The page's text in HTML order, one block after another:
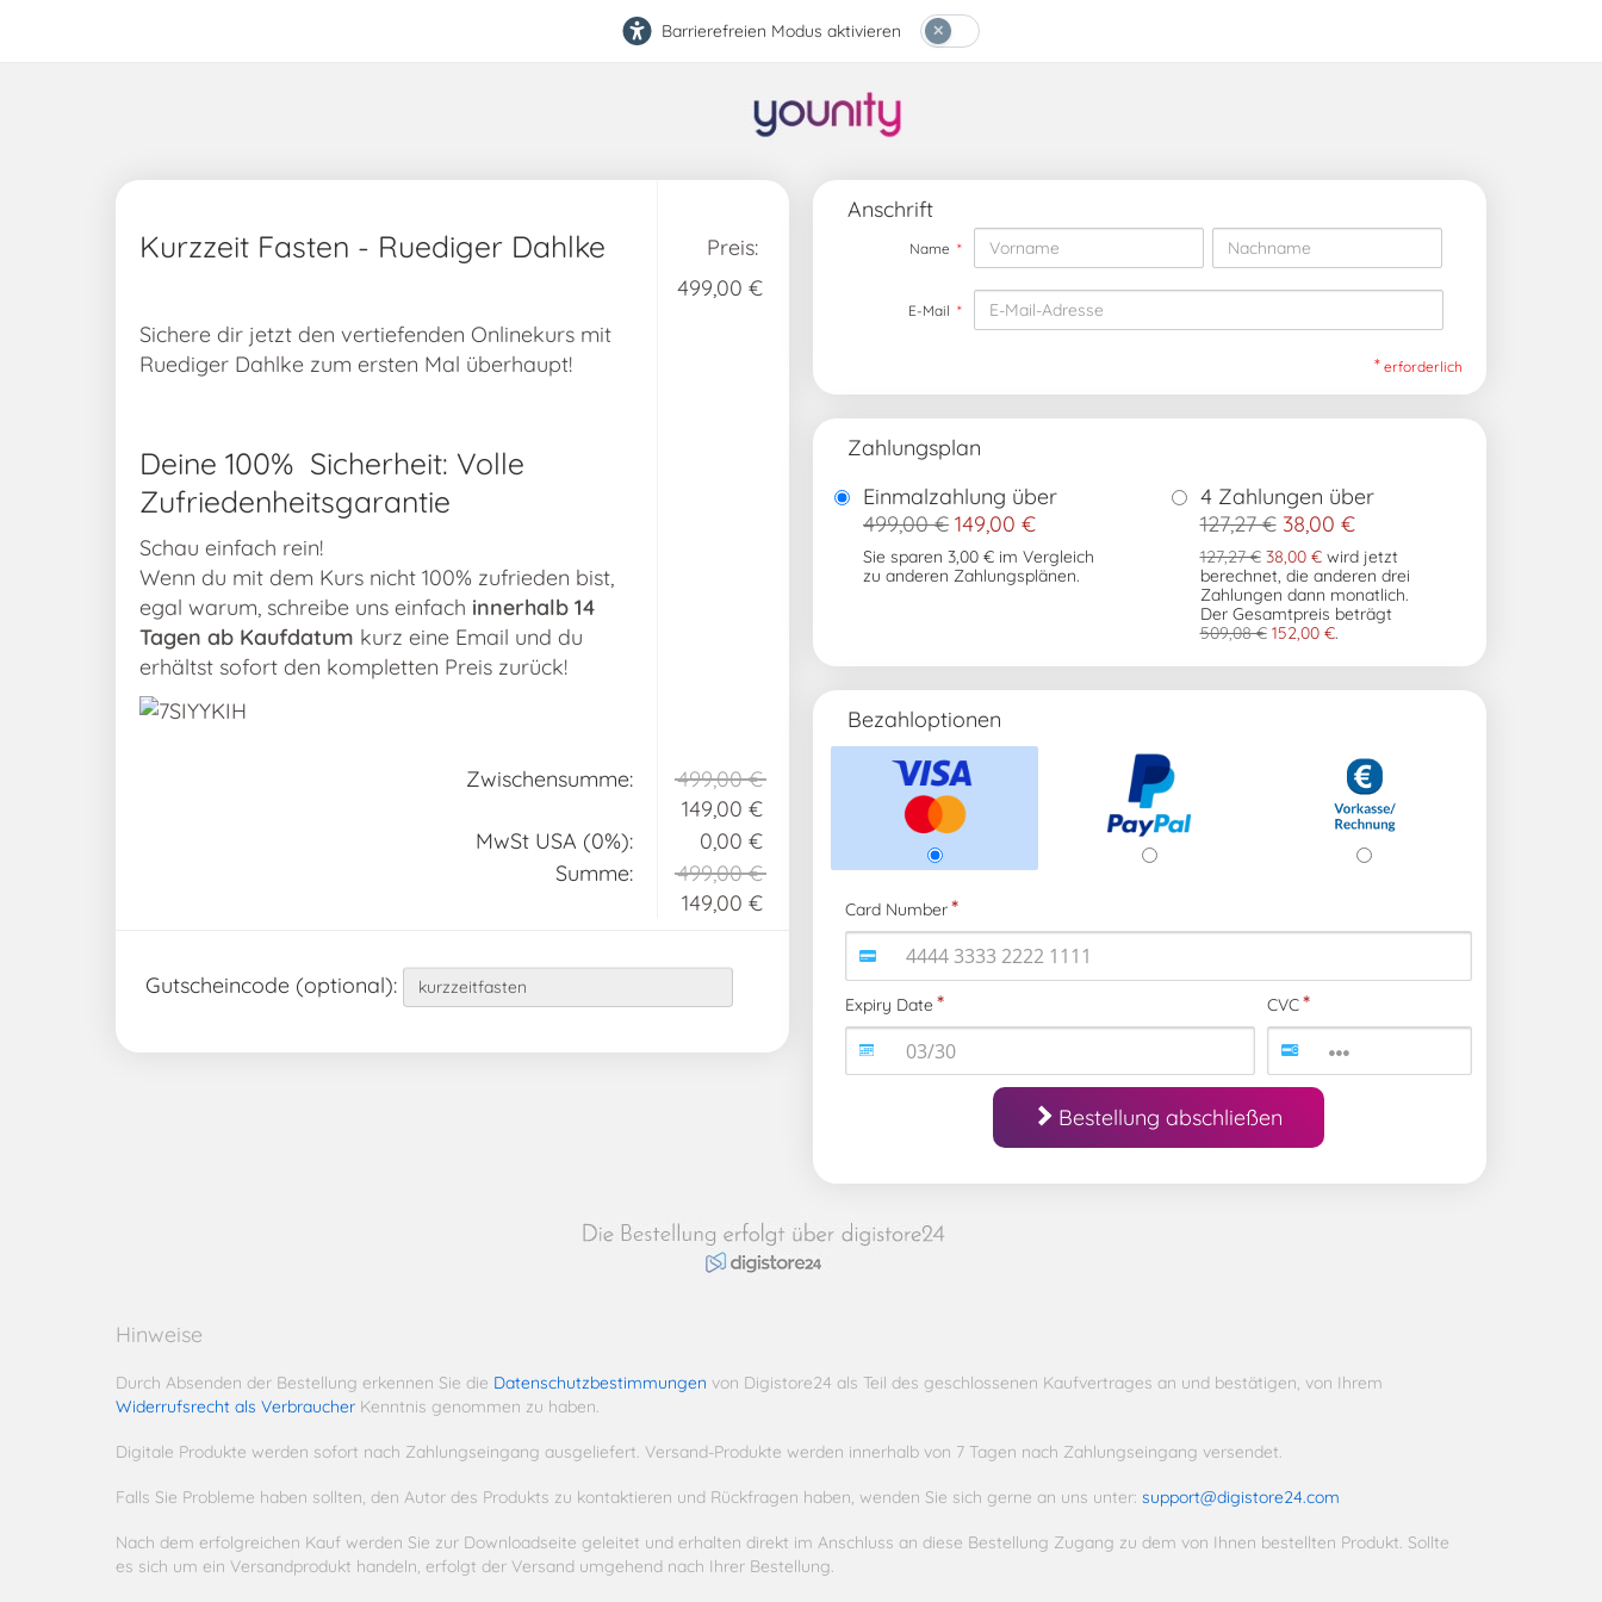
Barrierefreien Modus aktivieren
Kurzzeit Fasten - Ruediger Dahlke
Sichere dir jetzt den vertiefenden Onlinekurs mit
Ruediger Dahlke zum ersten Mal überhaupt!
Deine 100% Sicherheit: Volle
Zufriedenheitsgarantie
Schau einfach rein!
Wenn du mit dem Kurs nicht 100% zufrieden bist,
egal warum, schreibe uns einfach innerhalb 14
Tagen ab Kaufdatum kurz eine Email und du
erhältst sofort den kompletten Preis zurück!
499,00 €
Zwischensumme:
499,00 €
149,00 €
MwSt USA (0%):
0,00 €
Summe:
499,00 €
149,00 €
Gutscheincode (optional):
Anschrift
Name *
E-Mail *
* erforderlich
Zahlungsplan
Einmalzahlung über
499,00 € 149,00 €
Sie sparen 3,00 € im Vergleich
zu anderen Zahlungsplänen.
4 Zahlungen über
127,27 € 38,00 €
127,27 € 38,00 €wird jetzt
berechnet, die anderen drei
Zahlungen dann monatlich.
Der Gesamtpreis beträgt
509,08 € 152,00 €.
Bezahloptionen
Card Number
Expiry Date CVC
Bestellung abschließen
Hinweise
Durch Absenden der Bestellung erkennen Sie die Datenschutzbestimmungen von Digistore24 als Teil des geschlossenen Kaufvertrages an und bestätigen, von Ihrem
Widerrufsrecht als Verbraucher Kenntnis genommen zu haben.
Digitale Produkte werden sofort nach Zahlungseingang ausgeliefert. Versand-Produkte werden innerhalb von 7 Tagen nach Zahlungseingang versendet.
Falls Sie Probleme haben sollten, den Autor des Produkts zu kontaktieren und Rückfragen haben, wenden Sie sich gerne an uns unter: support@digistore24.com
Nach dem erfolgreichen Kauf werden Sie zur Downloadseite geleitet und erhalten direkt im Anschluss an diese Bestellung Zugang zu dem von Ihnen bestellten Produkt. Sollte
es sich um ein Versandprodukt handeln, erfolgt der Versand umgehend nach Ihrer Bestellung.